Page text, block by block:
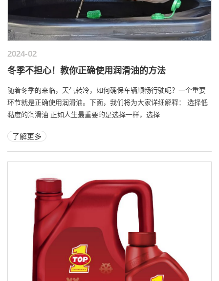
2024-02
冬季不担心！教你正确使用润滑油的方法
随着冬季的来临，天气转冷，如何确保车辆顺畅行驶呢？一个重要
环节就是正确使用润滑油。下面，我们将为大家详细解释： 选择低
黏度的润滑油 正如人生最重要的是选择一样，选择
了解更多